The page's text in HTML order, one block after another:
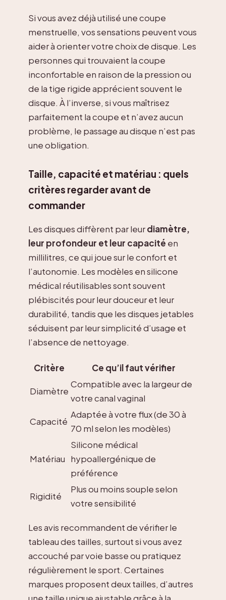
Si vous avez déjà utilisé une coupe
menstruelle, vos sensations peuvent vous
aider à orienter votre choix de disque. Les
personnes qui trouvaient la coupe
inconfortable en raison de la pression ou
de la tige rigide apprécient souvent le
disque. À l’inverse, si vous maîtrisez
parfaitement la coupe et n’avez aucun
problème, le passage au disque n’est pas
une obligation.
Taille, capacité et matériau : quels
critères regarder avant de
commander
Les disques diffèrent par leurdiamètre,
leur profondeur et leur capacité en
millilitres, ce qui joue sur le confort et
l’autonomie. Les modèles en silicone
médical réutilisables sont souvent
plébiscités pour leur douceur et leur
durabilité, tandis que les disques jetables
séduisent par leur simplicité d’usage et
l’absence de nettoyage.
Critère Ce qu’il faut vérifier
Diamètre
Compatible avec la largeur de
votre canal vaginal
Capacité
Adaptée à votre flux (de 30 à
70 ml selon les modèles)
Matériau
Silicone médical
hypoallergénique de
préférence
Rigidité
Plus ou moins souple selon
votre sensibilité
Les avis recommandent de vérifier le
tableau des tailles, surtout si vous avez
accouché par voie basse ou pratiquez
régulièrement le sport. Certaines
marques proposent deux tailles, d’autres